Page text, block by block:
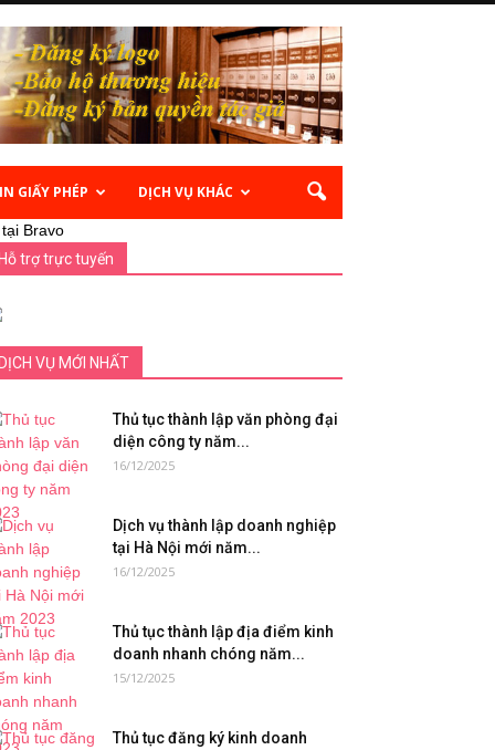
GIẤY PHÉP DỊCH VỤ KHÁC
Bravo
Hỗ trợ trực tuyến
DỊCH VỤ MỚI NHẤT
Thủ tục thành lập văn phòng đại
diện công ty năm...
16/12/2025
Dịch vụ thành lập doanh nghiệp
tại Hà Nội mới năm...
16/12/2025
Thủ tục thành lập địa điểm kinh
doanh nhanh chóng năm...
15/12/2025
Thủ tục đăng ký kinh doanh